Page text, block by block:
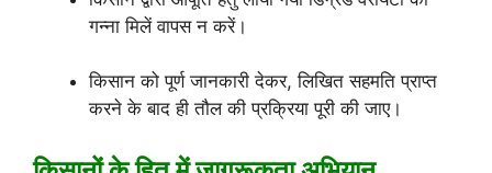
गन्ना मिलें वापस न करें।
किसान को पूर्ण जानकारी देकर, लिखित सहमति प्राप्त
करने के बाद ही तौल की प्रक्रिया पूरी की जाए।